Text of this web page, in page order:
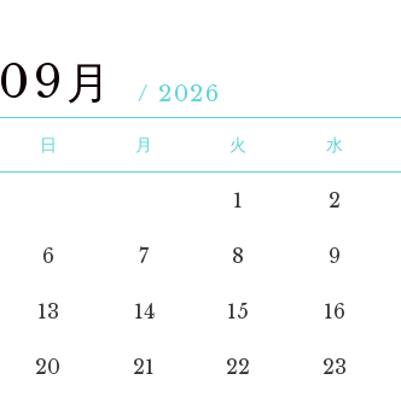
09月 / 2026
日 月 火 水
1 2
6 7 8 9
13 14 15 16
20 21 22 23